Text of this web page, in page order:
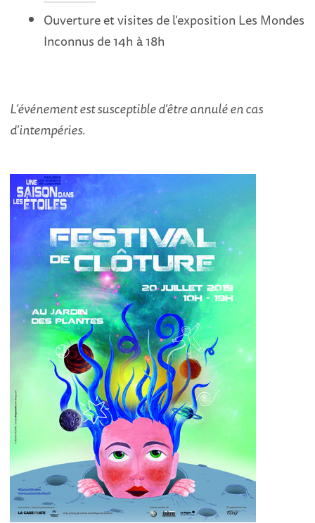
Ouverture et visites de l’exposition Les Mondes
Inconnus de 14h à 18h
L’événement est susceptible d’être annulé en cas
d’intempéries.